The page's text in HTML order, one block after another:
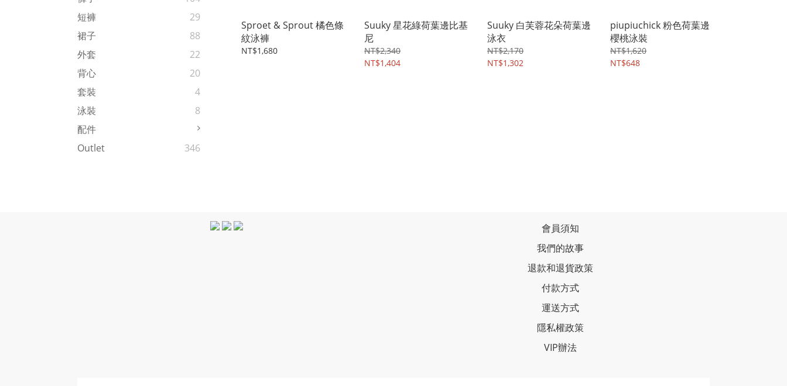
短褲
29
裙子
88
外套
22
背心
20
套裝
4
泳裝
8
配件
Outlet
346
Sproet & Sprout 橘色條
紋泳褲
NT$1,680
Suuky 星花綠荷葉邊比基
尼
NT$2,340
NT$1,404
Suuky 白芙蓉花朵荷葉邊
泳衣
NT$2,170
NT$1,302
piupiuchick 粉色荷葉邊
櫻桃泳裝
NT$1,620
NT$648
會員須知
我們的故事
退款和退貨政策
付款方式
運送方式
隱私權政策
VIP辦法